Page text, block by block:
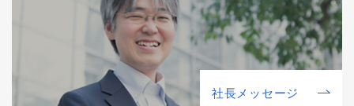
社⻑メッセージ